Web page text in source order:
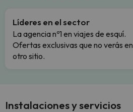
Líderes en el sector
La agencia nº1 en viajes de esquí.
Ofertas exclusivas que no verás en
otro sitio.
Instalaciones y servicios